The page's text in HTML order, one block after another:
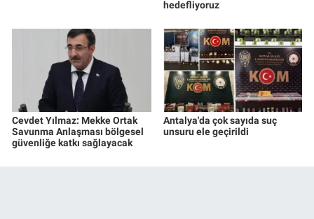
hedefliyoruz
Cevdet Yılmaz: Mekke Ortak
Savunma Anlaşması bölgesel
güvenliğe katkı sağlayacak
Antalya'da çok sayıda suç
unsuru ele geçirildi